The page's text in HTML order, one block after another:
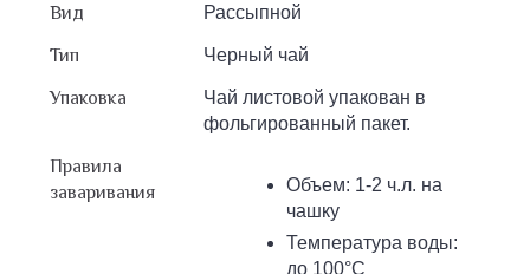
Вид Рассыпной
Тип Черный чай
Упаковка
Чай листовой упакован в
фольгированный пакет.
Правила
заваривания
Объем: 1-2 ч.л. на
чашку
Температура воды:
до 100°С